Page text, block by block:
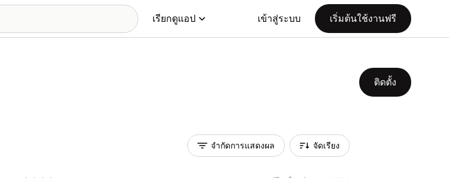
เรียกดูแอป เข้าสู่ระบบ เริ่มต้นใช้งานฟรี
ติดตั้ง
จำกัดการแสดงผล จัดเรียง